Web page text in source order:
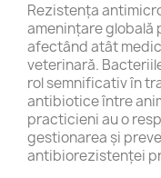
Rezistența
amenințare globală
afectând atât
veterinară.
rol semnificativ în
antibiotice între
practicieni au o
gestionarea și
antibiorezistenței